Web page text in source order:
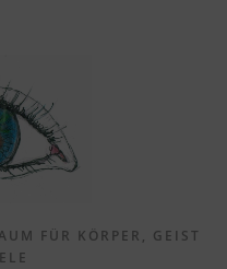
FÜR KÖRPER, GEIST